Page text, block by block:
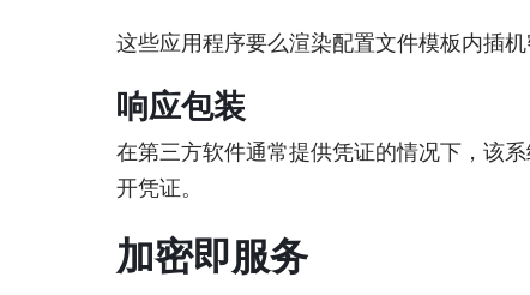
这些应用程序要么渲染配置文件模板内插
响应包装
在第三方软件通常提供凭证的情况下，该
开凭证。
加密即服务